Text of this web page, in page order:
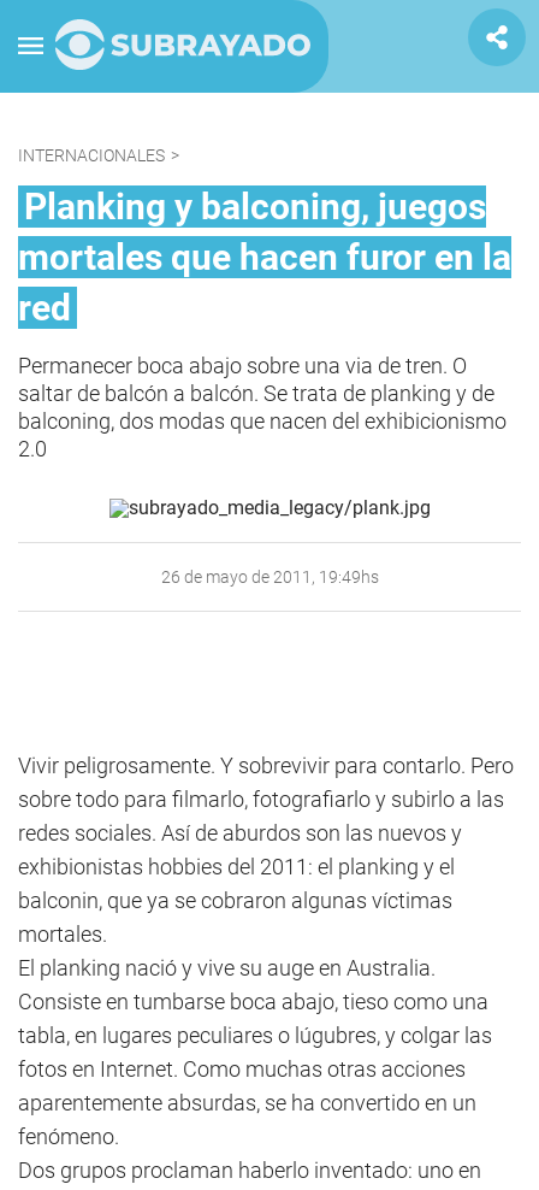
INTERNACIONALES >
Planking y balconing, juegos
mortales que hacen furor en la
red
Permanecer boca abajo sobre una via de tren. O
saltar de balcón a balcón. Se trata de planking y de
balconing, dos modas que nacen del exhibicionismo
2.0
26 de mayo de 2011, 19:49hs
Vivir peligrosamente. Y sobrevivir para contarlo. Pero
sobre todo para filmarlo, fotografiarlo y subirlo a las
redes sociales. Así de aburdos son las nuevos y
exhibionistas hobbies del 2011: el planking y el
balconin, que ya se cobraron algunas víctimas
mortales.
El planking nació y vive su auge en Australia.
Consiste en tumbarse boca abajo, tieso como una
tabla, en lugares peculiares o lúgubres, y colgar las
fotos en Internet. Como muchas otras acciones
aparentemente absurdas, se ha convertido en un
fenómeno.
Dos grupos proclaman haberlo inventado: uno en